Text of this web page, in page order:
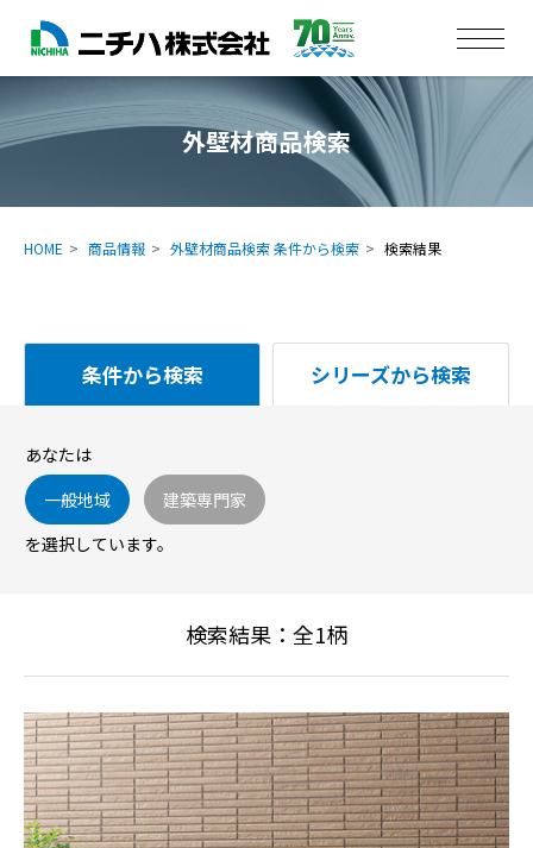
外壁材商品検索
HOME 商品情報 外壁材商品検索 条件から検索 検索結果
条件から検索 シリーズから検索
あなたは
一般地域
建築専門家
を選択しています。
検索結果：全1柄